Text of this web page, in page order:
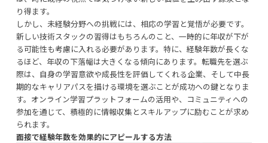
り得ます。
しかし、未経験分野への挑戦には、相応の学習と覚悟が必要です。
新しい技術スタックの習得はもちろんのこと、一時的に年収が下が
る可能性も考慮に入れる必要があります。特に、経験年数が長くな
るほど、年収の下落幅は大きくなる傾向にあります。転職先を選ぶ
際は、自身の学習意欲や成長性を評価してくれる企業、そして中長
期的なキャリアパスを描ける環境を選ぶことが成功への鍵となりま
す。オンライン学習プラットフォームの活用や、コミュニティへの
参加を通じて、積極的に情報収集とスキルアップに励むことが求め
られます。
面接で経験年数を効果的にアピールする方法